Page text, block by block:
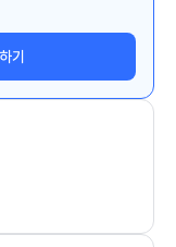
기